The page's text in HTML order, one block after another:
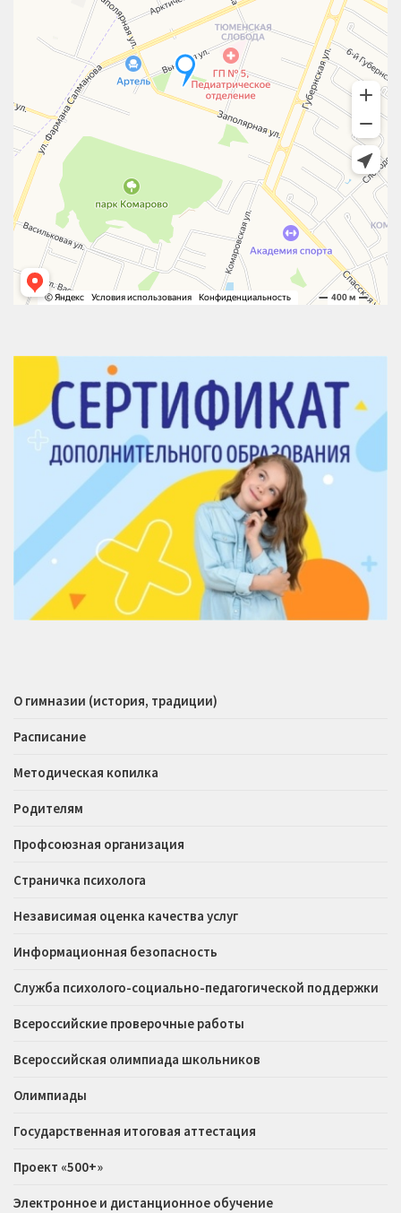
О гимназии (история, традиции)
Расписание
Методическая копилка
Родителям
Профсоюзная организация
Страничка психолога
Независимая оценка качества услуг
Информационная безопасность
Служба психолого-социально-педагогической поддержки
Всероссийские проверочные работы
Всероссийская олимпиада школьников
Олимпиады
Государственная итоговая аттестация
Проект «500+»
Электронное и дистанционное обучение